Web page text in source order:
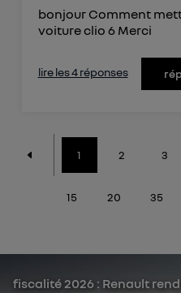
bonjour Comment
voiture clio 6 Merci
lire les 4 réponses
1 2 3
15 20 35
fiscalité 2026 : Renault